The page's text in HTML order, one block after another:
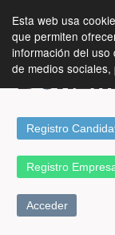
Esta web usa
que permiten
información del
de medios
Registro
Registro
Acceder